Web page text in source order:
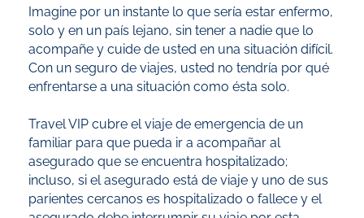
Imagine por un instante lo que sería estar enfermo,
solo y en un país lejano, sin tener a nadie que lo
acompañe y cuide de usted en una situación difícil.
Con un seguro de viajes, usted no tendría por qué
enfrentarse a una situación como ésta solo.
Travel VIP cubre el viaje de emergencia de un
familiar para que pueda ir a acompañar al
asegurado que se encuentra hospitalizado;
incluso, si el asegurado está de viaje y uno de sus
parientes cercanos es hospitalizado o fallece y el